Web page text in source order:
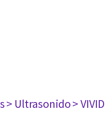
> Ultrasonido>